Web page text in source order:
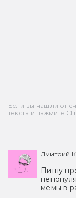
Если вы нашли
текста и нажмите
Дмитрий
Пишу
мемы в